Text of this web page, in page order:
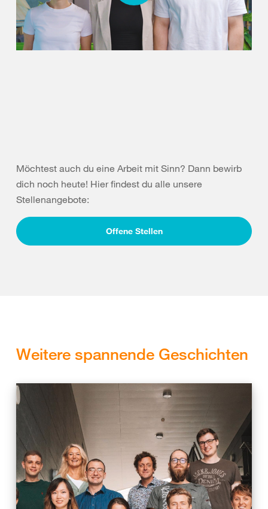
Möchtest auch du eine Arbeit mit Sinn? Dann bewirb
dich noch heute! Hier findest du alle unsere
Stellenangebote:
Offene Stellen
Weitere spannende Geschichten